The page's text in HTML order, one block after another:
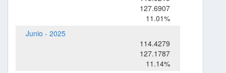
127.6907
11.01%
Junio - 2025
114.4279
127.1787
11.14%